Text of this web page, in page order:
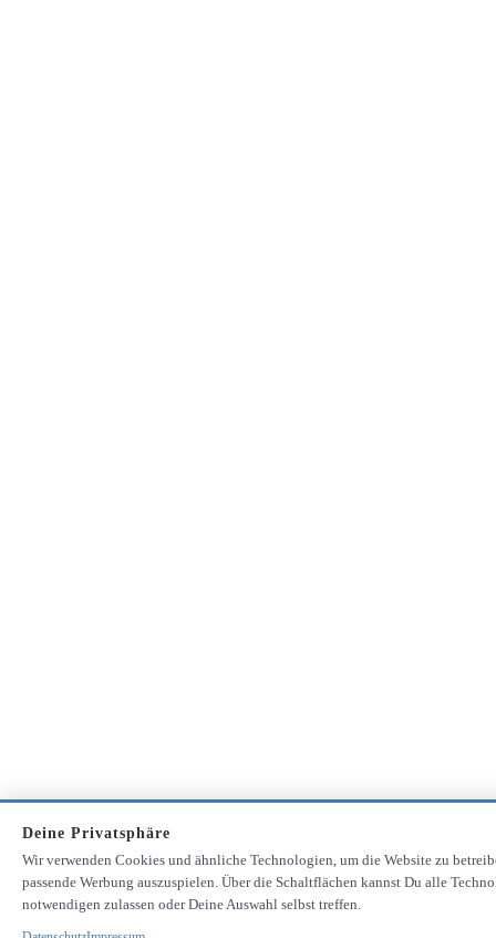
Deine Privatsphäre
Wir verwenden Cookies und ähnliche Technologien, um die Website zu
passende Werbung auszuspielen. Über die Schaltflächen kannst Du alle
notwendigen zulassen oder Deine Auswahl selbst treffen.